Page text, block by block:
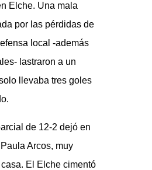
Elche. Una mala
por las pérdidas de
local -además
lastraron a un
llevaba tres goles
de 12-2 dejó en
Arcos, muy
El Elche cimentó